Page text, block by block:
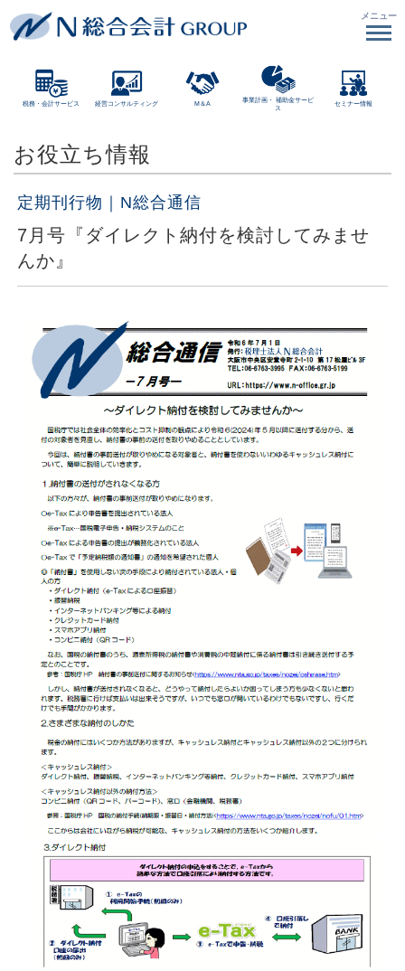
メニュー
税務・会計サービス 経営コンサルティング M＆A
事業計画・
補助金サービ
ス
セミナー情報
お役立ち情報
定期刊行物｜N総合通信
7月号『ダイレクト納付を検討してみませ
んか』